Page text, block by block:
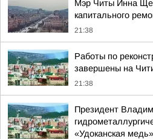
Мэр Читы Инна
капитального
21:38
Работы по
завершены на
21:38
Президент
«Удоканская медь»